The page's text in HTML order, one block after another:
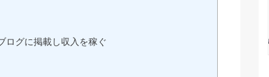
ログに掲載し収入を稼ぐ